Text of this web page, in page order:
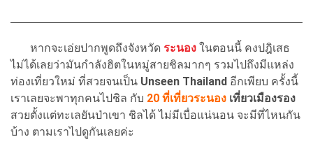
หากจะเอ่ยปากพูดถึงจังหวัด ระนอง ในตอนนี้ คงปฎิเสธ
ไม่ได้เลยว่ามันกำลังฮิตในหมู่สายชิลมากๆ รวมไปถึงมีแหล่ง
ท่องเที่ยวใหม่ ที่สวยจนเป็น Unseen Thailand อีกเพียบ ครั้งนี้
เราเลยจะพาทุกคนไปชิล กับ 20 ที่เที่ยวระนอง เที่ยวเมืองรอง
สวยตั้งแต่ทะเลยันป่าเขา ชิลได้ ไม่มีเบื่อแน่นอน จะมีที่ไหนกัน
บ้าง ตามเราไปดูกันเลยค่ะ